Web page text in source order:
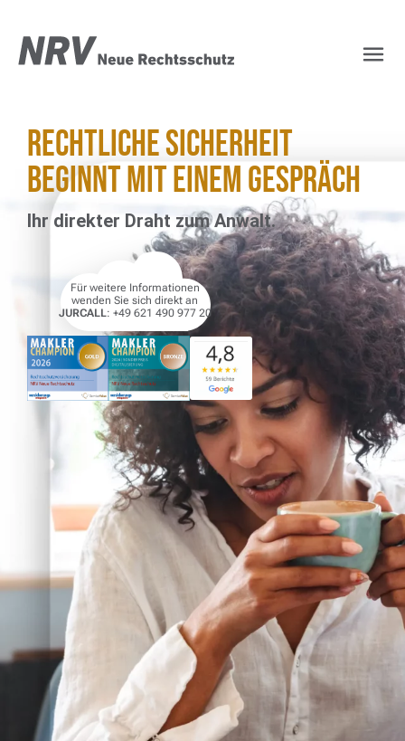
NRV Rechtsschutz –
Rechtliche Sicherheit
beginnt mit einem Gespräch
Ihr direkter Draht zum Anwalt.
Für weitere Informationen
wenden Sie sich direkt an
JURCALL: +49 621 490 977 20